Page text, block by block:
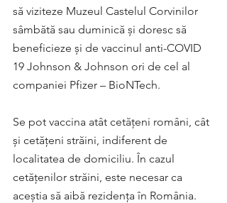
să viziteze Muzeul Castelul Corvinilor
sâmbătă sau duminică și doresc să
beneficieze și de vaccinul anti-COVID
19 Johnson & Johnson ori de cel al
companiei Pfizer – BioNTech.
Se pot vaccina atât cetățeni români, cât
și cetățeni străini, indiferent de
localitatea de domiciliu. În cazul
cetățenilor străini, este necesar ca
aceștia să aibă rezidența în România.